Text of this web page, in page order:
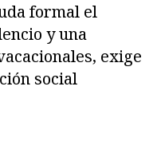
formal el
y una
exige
social